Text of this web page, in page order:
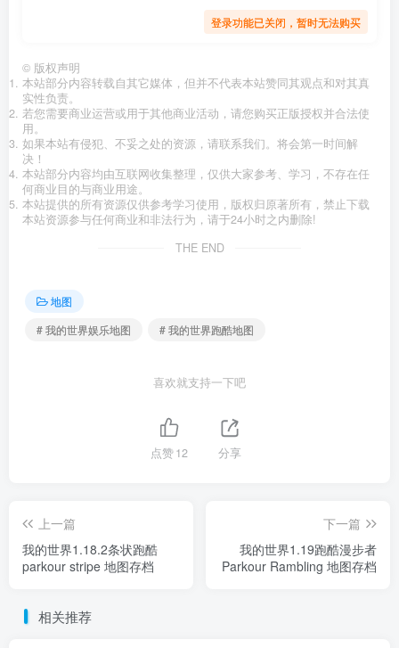
登录功能已关闭，暂时无法购买
© 版权声明
本站部分内容转载自其它媒体，但并不代表本站赞同其观点和对其真
实性负责。
若您需要商业运营或用于其他商业活动，请您购买正版授权并合法使
用。
如果本站有侵犯、不妥之处的资源，请联系我们。将会第一时间解
决！
本站部分内容均由互联网收集整理，仅供大家参考、学习，不存在任
何商业目的与商业用途。
本站提供的所有资源仅供参考学习使用，版权归原著所有，禁止下载
本站资源参与任何商业和非法行为，请于24小时之内删除!
THE END
地图
# 我的世界娱乐地图
# 我的世界跑酷地图
喜欢就支持一下吧
点赞12 分享
上一篇
我的世界1.18.2条状跑酷
parkour stripe 地图存档
下一篇
我的世界1.19跑酷漫步者
Parkour Rambling 地图存档
相关推荐